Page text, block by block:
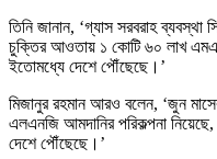
তিনি জানান, ‘গ্যাস সরবরাহ ব্যবস্থা
চুক্তির আওতায় ১ কোটি ৬০ লাখ
ইতোমধ্যে দেশে পৌঁছেছে।’
মিজানুর রহমান আরও বলেন, ‘জুন
এলএনজি আমদানির পরিকল্পনা
দেশে পৌঁছেছে।’